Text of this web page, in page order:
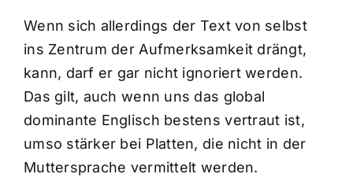
Wenn sich allerdings der Text von selbst
ins Zentrum der Aufmerksamkeit drängt,
kann, darf er gar nicht ignoriert werden.
Das gilt, auch wenn uns das global
dominante Englisch bestens vertraut ist,
umso stärker bei Platten, die nicht in der
Muttersprache vermittelt werden.